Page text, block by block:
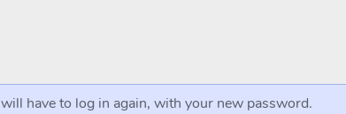
have to log in again, with your new password.